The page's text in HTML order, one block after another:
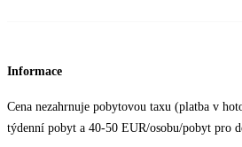
Informace
Cena nezahrnuje pobytovou taxu (platba v
týdenní pobyt a 40-50 EUR/osobu/pobyt pro